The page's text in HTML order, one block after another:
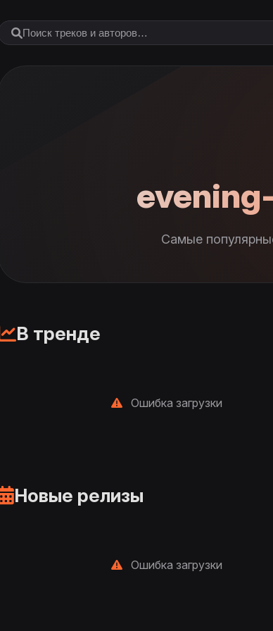
Самые
В тренде
Ошибка загрузки
Новые релизы
Ошибка загрузки